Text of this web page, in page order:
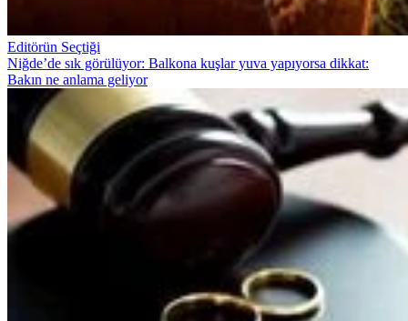
Editörün Seçtiği
Niğde’de sık görülüyor: Balkona kuşlar yuva yapıyorsa dikkat:
Bakın ne anlama geliyor